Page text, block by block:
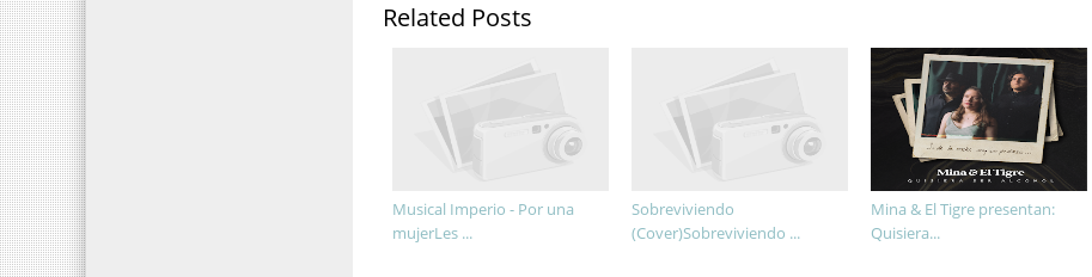
Related Posts
Mina & El Tigre presentan:
Quisiera...
Sobreviviendo
(Cover)Sobreviviendo ...
Musical Imperio - Por una
mujerLes ...